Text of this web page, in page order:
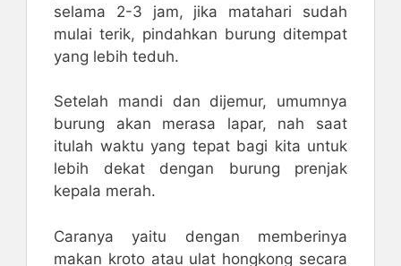
selama 2-3 jam, jika matahari sudah
mulai terik, pindahkan burung ditempat
yang lebih teduh.
Setelah mandi dan dijemur, umumnya
burung akan merasa lapar, nah saat
itulah waktu yang tepat bagi kita untuk
lebih dekat dengan burung prenjak
kepala merah.
Caranya yaitu dengan memberinya
makan kroto atau ulat hongkong secara